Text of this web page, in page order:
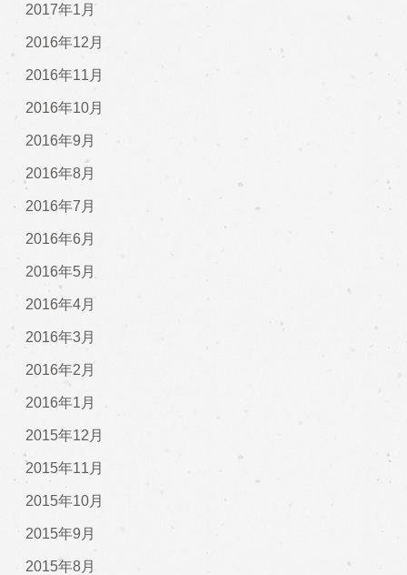
2017年1月
2016年12月
2016年11月
2016年10月
2016年9月
2016年8月
2016年7月
2016年6月
2016年5月
2016年4月
2016年3月
2016年2月
2016年1月
2015年12月
2015年11月
2015年10月
2015年9月
2015年8月